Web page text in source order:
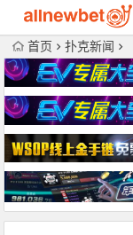
首页 扑克新闻